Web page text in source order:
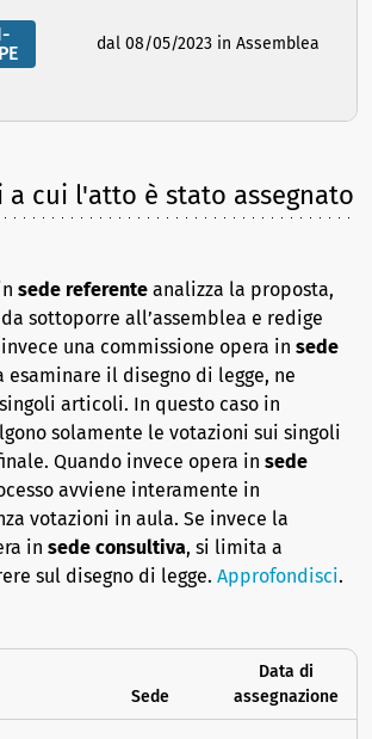
dal 08/05/2023 in Assemblea
a cui l'atto è stato assegnato
sede referente analizza la proposta,
sottoporre all’assemblea e redige
una commissione opera in sede
esaminare il disegno di legge, ne
articoli. In questo caso in
solamente le votazioni sui singoli
Quando invece opera in sede
avviene interamente in
votazioni in aula. Se invece la
in sede consultiva, si limita a
sul disegno di legge. Approfondisci.
Sede
Data di
assegnazione